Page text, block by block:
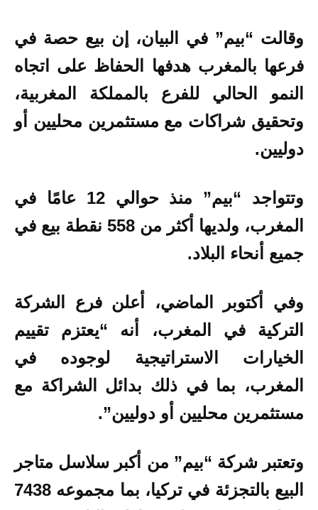
وقالت “بيم” في البيان، إن بيع حصة في
فرعها بالمغرب هدفها الحفاظ على اتجاه
النمو الحالي للفرع بالمملكة المغربية،
وتحقيق شراكات مع مستثمرين محليين أو
دوليين.
وتتواجد “بيم” منذ حوالي 12 عامًا في
المغرب، ولديها أكثر من 558 نقطة بيع في
جميع أنحاء البلاد.
وفي أكتوبر الماضي، أعلن فرع الشركة
التركية في المغرب، أنه “يعتزم تقييم
الخيارات الاستراتيجية لوجوده في
المغرب، بما في ذلك بدائل الشراكة مع
مستثمرين محليين أو دوليين”.
وتعتبر شركة “بيم” من أكبر سلاسل متاجر
البيع بالتجزئة في تركيا، بما مجموعه 7438